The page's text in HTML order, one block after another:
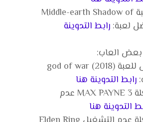
🎮 تجربة لعبة Middle-earth Shadow of
رابط التدوينة
العاب:
🛠️ حل شامل للعبة god of war (2018)
رابط التدوينة هنا
🛠️ حل مشكلة MAX PAYNE 3 عدم
التدوينة هنا